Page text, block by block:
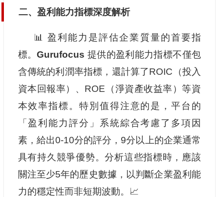
二、盈利能力指標深度解析
📊 盈利能力是評估企業質量的首要指
標。Gurufocus 提供的盈利能力指標不僅包
含傳統的利潤率指標，還計算了ROIC（投入
資本回報率）、ROE（淨資產收益率）等資
本效率指標。特別值得注意的是，平台的
「盈利能力評分」系統綜合考慮了多項因
素，給出0-10分的評分，9分以上的企業通常
具有持久競爭優勢。分析這些指標時，應該
關注至少5年的歷史數據，以判斷企業盈利能
力的穩定性而非短期波動。📈